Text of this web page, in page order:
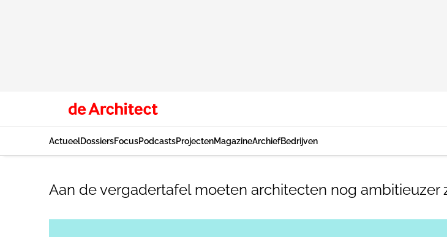
ActueelDossiersFocusPodcastsProjectenMagazineArchiefBedrijven
Aan de vergadertafel moeten architecten nog ambitieuzer